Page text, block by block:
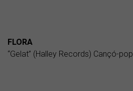
FLORA
“Gelat” (Halley Records) Cançó-pop